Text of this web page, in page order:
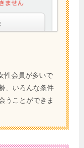
性会員が多いで
、いろんな条件
うことができま